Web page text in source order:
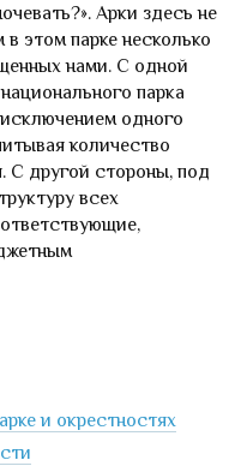
Арки здесь не
этом парке несколько
нами. С одной
парка
одного
количество
С другой стороны, под
всех
и окрестностях